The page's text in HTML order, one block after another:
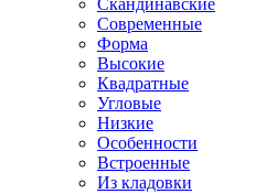
Скандинавские
Современные
Форма
Высокие
Квадратные
Угловые
Низкие
Особенности
Встроенные
Из кладовки